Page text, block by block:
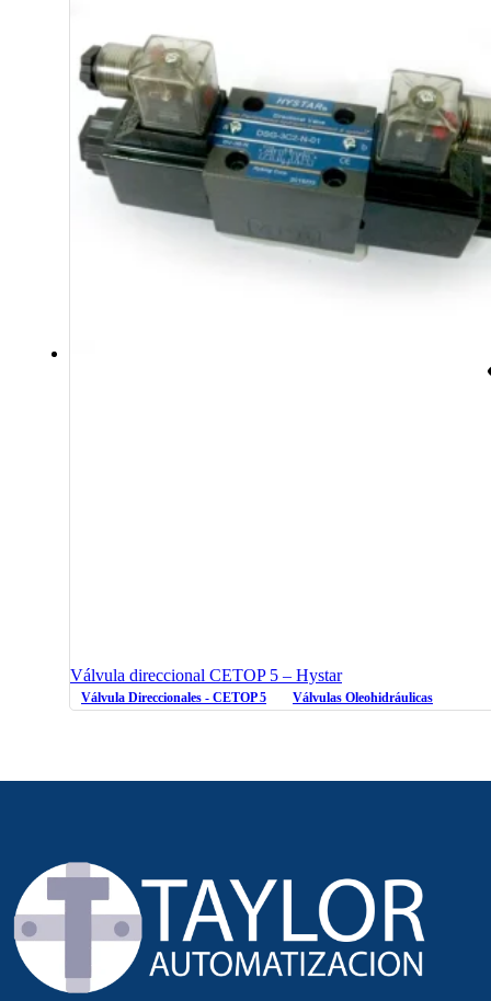
Válvula direccional CETOP 5 – Hystar
Válvula Direccionales - CETOP 5 Válvulas Oleohidráulicas